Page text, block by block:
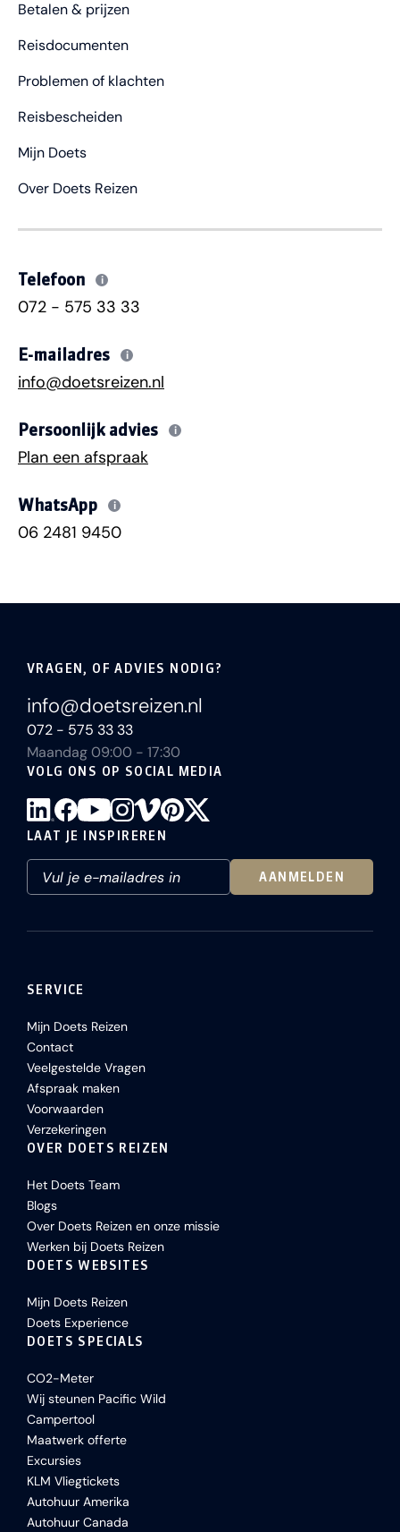
Betalen & prijzen
Reisdocumenten
Problemen of klachten
Reisbescheiden
Mijn Doets
Over Doets Reizen
Telefoon i
072 - 575 33 33
E-mailadres i
info@doetsreizen.nl
Persoonlijk advies i
Plan een afspraak
WhatsApp i
06 2481 9450
VRAGEN, OF ADVIES NODIG?
info@doetsreizen.nl
072 - 575 33 33
Maandag 09:00 - 17:30
VOLG ONS OP SOCIAL MEDIA
LAAT JE INSPIREREN
AANMELDEN
SERVICE
Mijn Doets Reizen
Contact
Veelgestelde Vragen
Afspraak maken
Voorwaarden
Verzekeringen
OVER DOETS REIZEN
Het Doets Team
Blogs
Over Doets Reizen en onze missie
Werken bij Doets Reizen
DOETS WEBSITES
Mijn Doets Reizen
Doets Experience
DOETS SPECIALS
CO2-Meter
Wij steunen Pacific Wild
Campertool
Maatwerk offerte
Excursies
KLM Vliegtickets
Autohuur Amerika
Autohuur Canada